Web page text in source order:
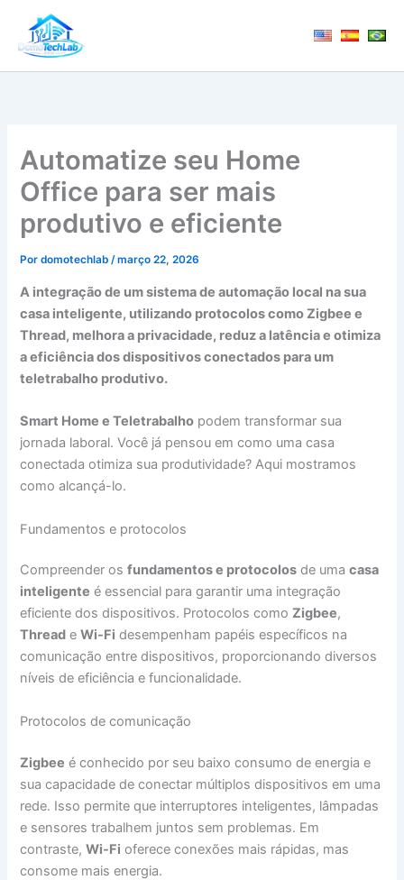
conteúdo
Automatize seu Home
Office para ser mais
produtivo e eficiente
Pordomotechlab/março 22, 2026
A integração de um sistema de automação local na sua
casa inteligente, utilizando protocolos como Zigbee e
Thread, melhora a privacidade, reduz a latência e otimiza
a eficiência dos dispositivos conectados para um
teletrabalho produtivo.
Smart Home e Teletrabalho podem transformar sua
jornada laboral. Você já pensou em como uma casa
conectada otimiza sua produtividade? Aqui mostramos
como alcançá-lo.
Fundamentos e protocolos
Compreender osfundamentos e protocolos de umacasa
inteligente é essencial para garantir uma integração
eficiente dos dispositivos. Protocolos comoZigbee,
Thread eWi-Fi desempenham papéis específicos na
comunicação entre dispositivos, proporcionando diversos
níveis de eficiência e funcionalidade.
Protocolos de comunicação
Zigbee é conhecido por seu baixo consumo de energia e
sua capacidade de conectar múltiplos dispositivos em uma
rede. Isso permite que interruptores inteligentes, lâmpadas
e sensores trabalhem juntos sem problemas. Em
contraste,Wi-Fi oferece conexões mais rápidas, mas
consome mais energia.